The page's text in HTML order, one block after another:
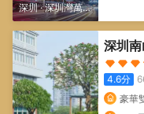
深圳·深圳灣萬象
城/深圳人才公園
深圳
4.6分
豪華